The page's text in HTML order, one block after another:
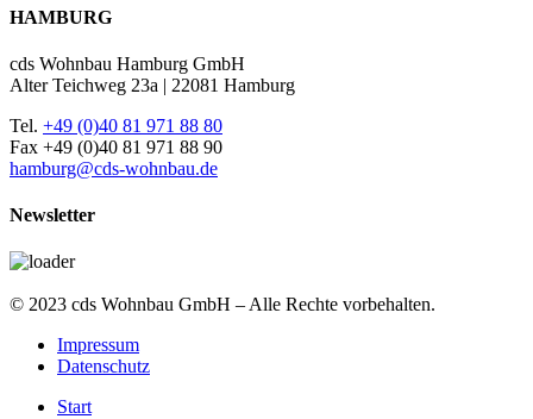
HAMBURG
cds Wohnbau Hamburg GmbH
Alter Teichweg 23a | 22081 Hamburg
Tel. +49 (0)40 81 971 88 80
Fax +49 (0)40 81 971 88 90
hamburg@cds-wohnbau.de
Newsletter
© 2023 cds Wohnbau GmbH – Alle Rechte vorbehalten.
Impressum
Datenschutz
Start